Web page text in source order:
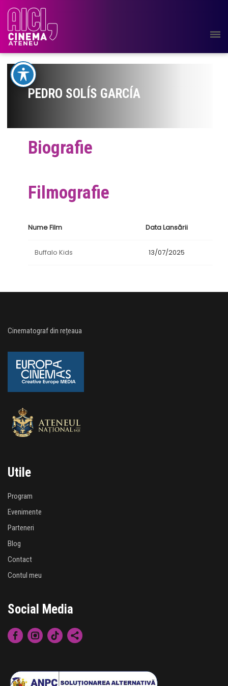
PEDRO SOLÍS GARCÍA
Biografie
Filmografie
Nume Film Data Lansării
Buffalo Kids 13/07/2025
Cinematograf din rețeaua
Utile
Program
Evenimente
Parteneri
Blog
Contact
Contul meu
Social Media